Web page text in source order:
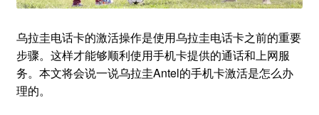
乌拉圭电话卡的激活操作是使用乌拉圭电话卡之前的重要
步骤。这样才能够顺利使用手机卡提供的通话和上网服
务。本文将会说一说乌拉圭Antel的手机卡激活是怎么办
理的。